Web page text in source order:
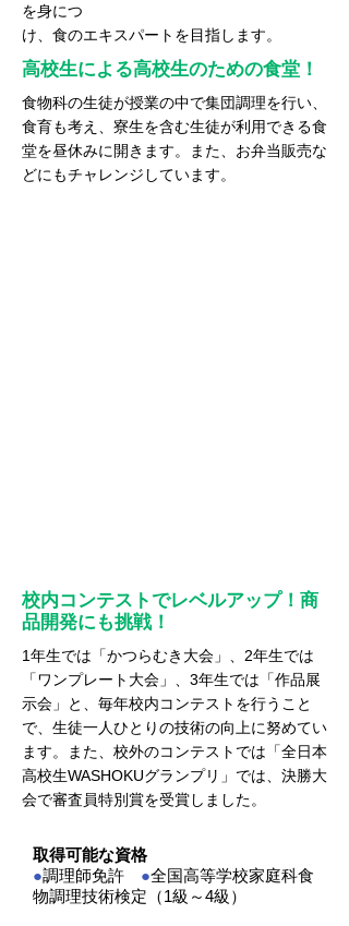
を身につ
け、食のエキスパートを目指します。
高校生による高校生のための食堂！
食物科の生徒が授業の中で集団調理を行い、
食育も考え、寮生を含む生徒が利用できる食
堂を昼休みに開きます。また、お弁当販売な
どにもチャレンジしています。
校内コンテストでレベルアップ！商
品開発にも挑戦！
1年生では「かつらむき大会」、2年生では
「ワンプレート大会」、3年生では「作品展
示会」と、毎年校内コンテストを行うこと
で、生徒一人ひとりの技術の向上に努めてい
ます。また、校外のコンテストでは「全日本
高校生WASHOKUグランプリ」では、決勝大
会で審査員特別賞を受賞しました。
取得可能な資格
●調理師免許 ●全国高等学校家庭科食
物調理技術検定（1級～4級）